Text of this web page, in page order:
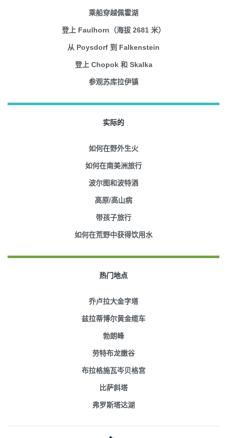
乘船穿越佩霍湖
登上 Faulhorn（海拔 2681 米）
从 Poysdorf 到 Falkenstein
登上 Chopok 和 Skalka
参观苏库拉伊镇
实际的
如何在野外生火
如何在南美洲旅行
波尔图和波特酒
高原/高山病
带孩子旅行
如何在荒野中获得饮用水
热门地点
乔卢拉大金字塔
兹拉蒂博尔黄金缆车
勃朗峰
劳特布龙嫩谷
布拉格施瓦岑贝格宫
比萨斜塔
弗罗斯塔达湖